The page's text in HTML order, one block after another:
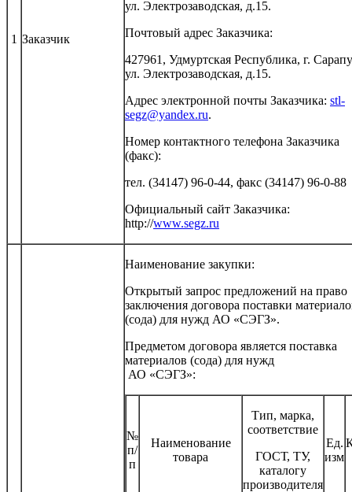
1 Заказчик
ул. Электрозаводская, д.15.
Почтовый адрес Заказчика:
427961, Удмуртская Республика, г.
ул. Электрозаводская, д.15.
Адрес электронной почты Заказчика: stl-
segz@yandex.ru.
Номер контактного телефона Заказчика
(факс):
тел. (34147) 96-0-44, факс (34147) 96-0-88
Официальный сайт Заказчика:
http://www.segz.ru
Наименование закупки:
Открытый запрос предложений на право
заключения договора поставки
(сода) для нужд АО «СЭГЗ».
Предметом договора является поставка
материалов (сода) для
АО «СЭГЗ»:
№
п/
п
Наименование
товара
Тип, марка,
соответствие
ГОСТ, ТУ,
каталогу
производителя
Ед.
изм